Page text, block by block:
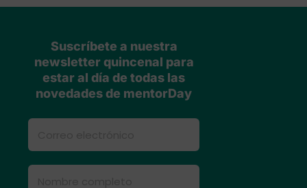
Suscríbete a nuestra
newsletter quincenal para
estar al día de todas las
novedades de mentorDay